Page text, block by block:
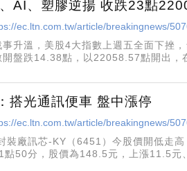
AI、塑膠逆揚 收跌23點
ec.ltn.com.tw/article/breakingnews/
升溫，美股4大指數上週五全面下挫
盤跌14.38點，以22058.57點開出，
搭光通訊便車 盤中漲停
ec.ltn.com.tw/article/breakingnews/
裝廠訊芯-KY（6451）今股價開低走
點50分，股價為148.5元，上漲11.5元